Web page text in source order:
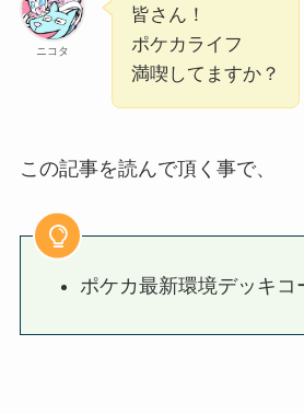
ニコタ
皆さん！
ポケカライフ
満喫してますか？
この記事を読んで頂く事で、
ポケカ最新環境デッキコ